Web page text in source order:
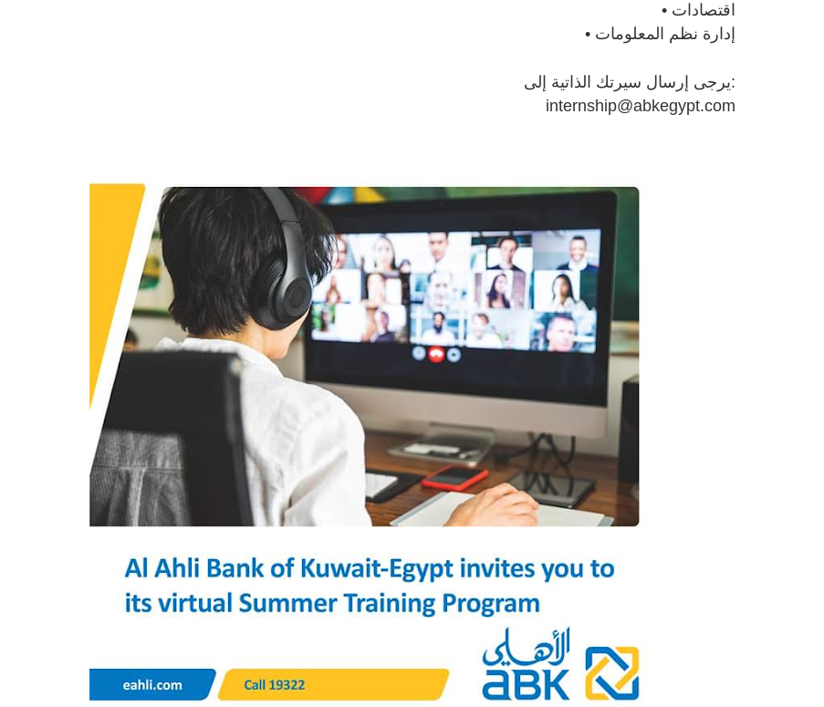
• اقتصادات
• إدارة نظم المعلومات
يرجى إرسال سيرتك الذاتية إلى:
internship@abkegypt.com